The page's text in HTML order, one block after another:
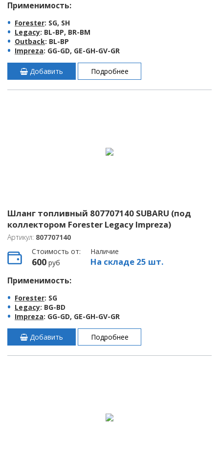
Применимость:
Forester: SG, SH
Legacy: BL-BP, BR-BM
Outback: BL-BP
Impreza: GG-GD, GE-GH-GV-GR
Добавить Подробнее
Шланг топливный 807707140 SUBARU (под
коллектором Forester Legacy Impreza)
Артикул: 807707140
Стоимость от:
600 руб
Наличие
На складе 25 шт.
Применимость:
Forester: SG
Legacy: BG-BD
Impreza: GG-GD, GE-GH-GV-GR
Добавить Подробнее